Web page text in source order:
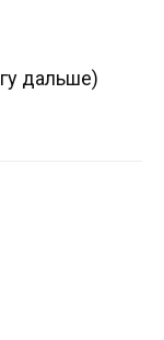
дальше)